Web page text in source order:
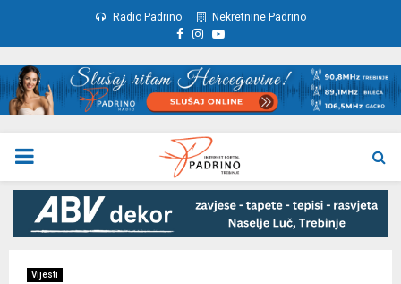
Radio Padrino Nekretnine Padrino
Facebook
Instagram
Youtube
PRIMARY
MENU
Vijesti